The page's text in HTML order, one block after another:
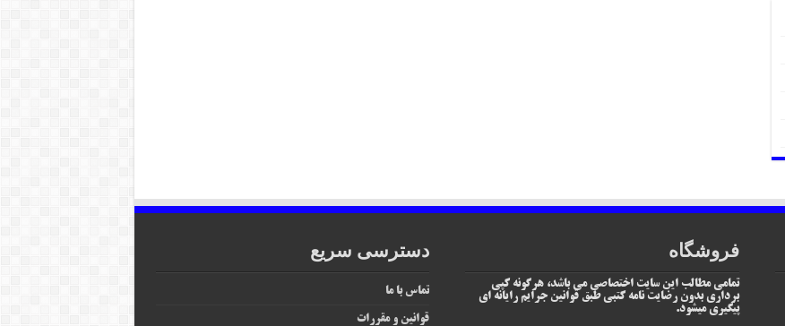
فروشگاه
تمامی مطالب این سایت اختصاصی می باشد، هرگونه کپی
برداری بدون رضایت نامه کتبی طبق قوانین جرایم رایانه ای
پیگیری میشود.
دسترسی سریع
تماس با ما
قوانین و مقررات